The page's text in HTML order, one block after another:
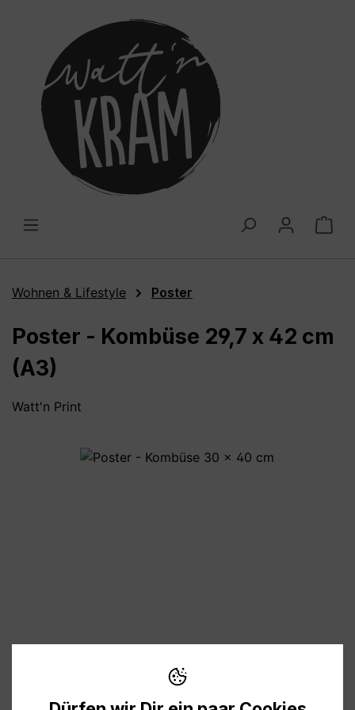
Wohnen & Lifestyle Poster
Poster - Kombüse 29,7 x 42 cm
(A3)
Watt'n Print
Bildergalerie überspringen
Preise inkl. MwSt. zzgl. Versandkosten